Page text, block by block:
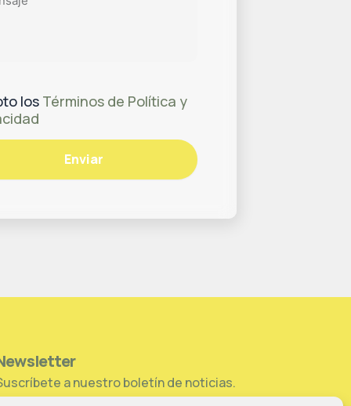
los Términos de Política y
Enviar
a nuestro boletín de noticias.